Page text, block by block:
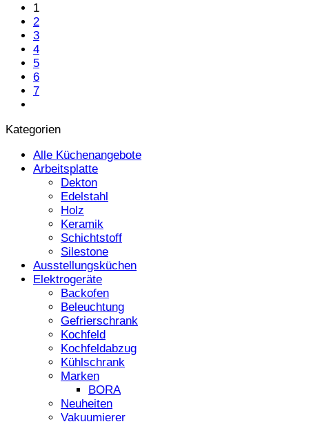
1
2
3
4
5
6
7
Kategorien
Alle Küchenangebote
Arbeitsplatte
Dekton
Edelstahl
Holz
Keramik
Schichtstoff
Silestone
Ausstellungsküchen
Elektrogeräte
Backofen
Beleuchtung
Gefrierschrank
Kochfeld
Kochfeldabzug
Kühlschrank
Marken
BORA
Neuheiten
Vakuumierer